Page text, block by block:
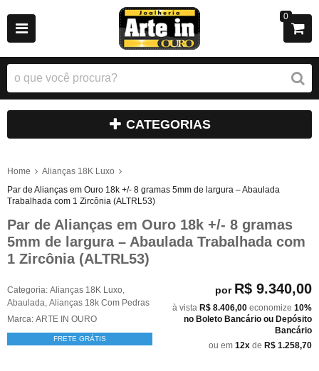
0
CATEGORIAS
Home
Alianças 18K Luxo
Par de Alianças em Ouro 18k +/- 8 gramas 5mm de largura – Abaulada
Trabalhada com 1 Zircônia (ALTRL53)
Par de Alianças em Ouro 18k +/- 8 gramas
5mm de largura – Abaulada Trabalhada com
1 Zircônia (ALTRL53)
Categoria: Alianças 18K Luxo
Abaulada Alianças 18k Com Pedras
Marca: ARTE IN OURO
FRETE GRÁTIS
por R$ 9.340,00
à vista R$ 8.406,00 economize 10%
no Boleto Bancário ou Depósito
Bancário
ou em 12x de R$ 1.258,70